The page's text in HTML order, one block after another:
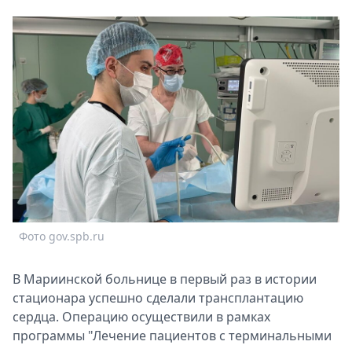
Выставки
Пресс-
релизы
Metro
Стримы
Спецпроекты
Звезды
Выборы
2026
Скачай
Metro
Фото gov.spb.ru
В Мариинской больнице в первый раз в истории
стационара успешно сделали трансплантацию
сердца. Операцию осуществили в рамках
программы "Лечение пациентов с терминальными